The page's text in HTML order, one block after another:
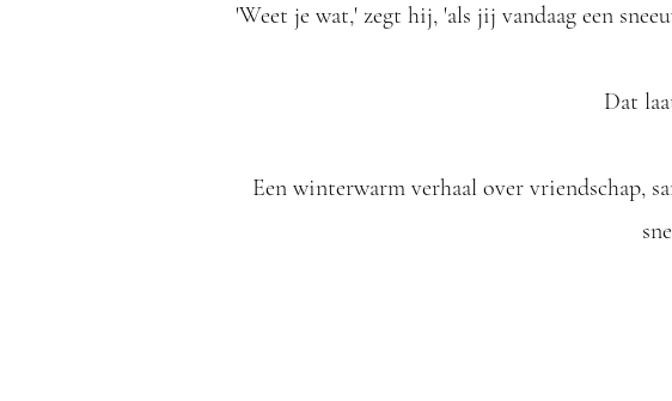
'Weet je wat,' zegt hij, 'als jij vandaag een
Dat
Een winterwarm verhaal over vriendschap,